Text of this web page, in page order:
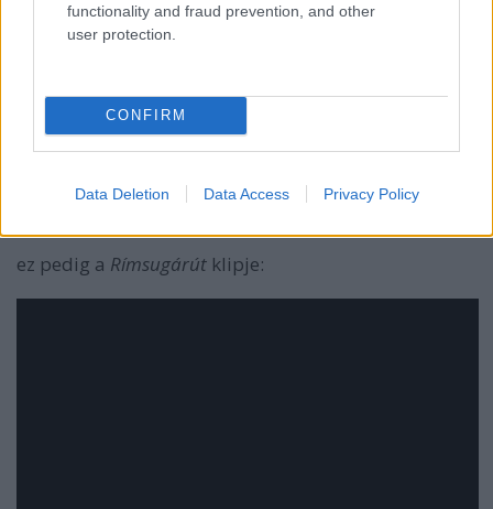
functionality and fraud prevention, and other
user protection.
CONFIRM
Data Deletion Data Access Privacy Policy
ez pedig a Rímsugárút klipje: